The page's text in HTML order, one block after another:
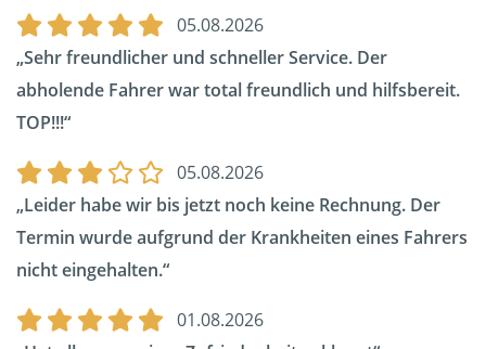
05.08.2026
Sehr freundlicher und schneller Service. Der
abholende Fahrer war total freundlich und hilfsbereit.
TOP!!!
05.08.2026
Leider habe wir bis jetzt noch keine Rechnung. Der
Termin wurde aufgrund der Krankheiten eines Fahrers
nicht eingehalten.
01.08.2026